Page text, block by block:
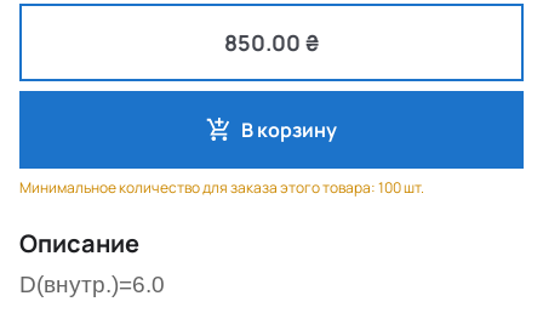
850.00 ₴
В корзину
Минимальное количество для заказа этого товара: 100 шт.
Описание
D(внутр.)=6.0